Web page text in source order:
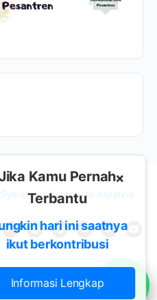
×
Kamu Pernah
Terbantu
hari ini saatnya
ikut berkontribusi
Informasi Lengkap
Syarat dan Ketentuan Asyafina